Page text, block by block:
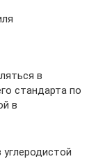
в
стандарта по
в